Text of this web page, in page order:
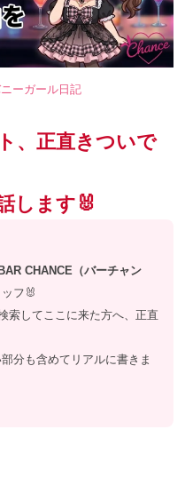
ーガール日記
、正直きついで
します🐰
CHANCE（バーチャン
フ🐰
索してここに来た方へ、正直
分も含めてリアルに書きま